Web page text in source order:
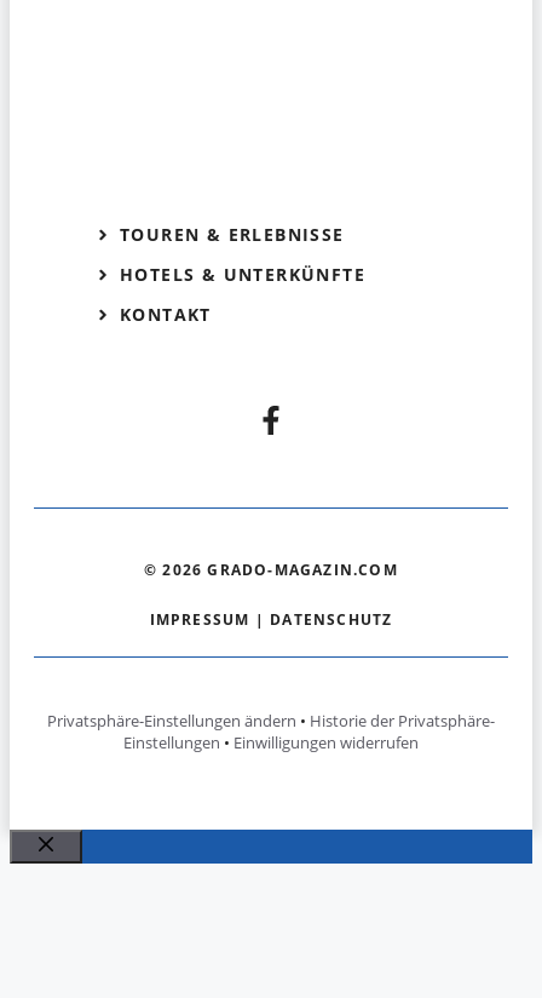
TOUREN & ERLEBNISSE
HOTELS & UNTERKÜNFTE
KONTAKT
© 2026 GRADO-MAGAZIN.COM
IMPRESSUM | DATENSCHUTZ
Privatsphäre-Einstellungen ändern • Historie der Privatsphäre-
Einstellungen • Einwilligungen widerrufen
Schließen